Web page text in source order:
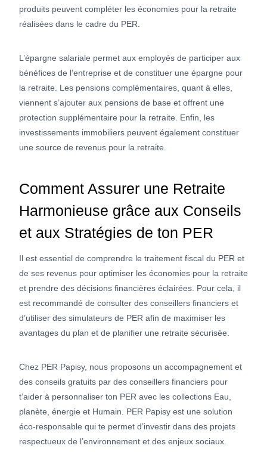
produits peuvent compléter les économies pour la retraite
réalisées dans le cadre du PER.
L’épargne salariale permet aux employés de participer aux
bénéfices de l’entreprise et de constituer une épargne pour
la retraite. Les pensions complémentaires, quant à elles,
viennent s’ajouter aux pensions de base et offrent une
protection supplémentaire pour la retraite. Enfin, les
investissements immobiliers peuvent également constituer
une source de revenus pour la retraite.
Comment Assurer une Retraite
Harmonieuse grâce aux Conseils
et aux Stratégies de ton PER
Il est essentiel de comprendre le traitement fiscal du PER et
de ses revenus pour optimiser les économies pour la retraite
et prendre des décisions financières éclairées. Pour cela, il
est recommandé de consulter des conseillers financiers et
d’utiliser des simulateurs de PER afin de maximiser les
avantages du plan et de planifier une retraite sécurisée.
Chez PER Papisy, nous proposons un accompagnement et
des conseils gratuits par des conseillers financiers pour
t’aider à personnaliser ton PER avec les collections Eau,
planète, énergie et Humain. PER Papisy est une solution
éco-responsable qui te permet d’investir dans des projets
respectueux de l’environnement et des enjeux sociaux.